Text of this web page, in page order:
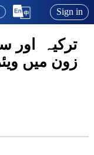
Sign in
ترکیہ اور
زون میں